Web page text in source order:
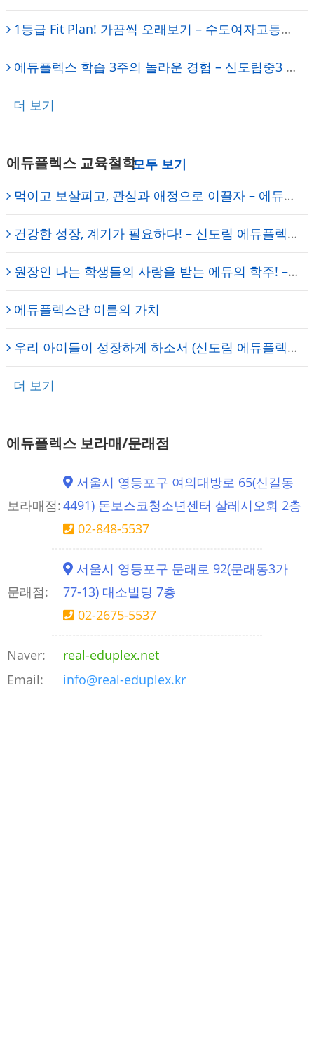
1등급 Fit Plan! 가끔씩 오래보기 – 수도여자고등학교 1학년 권O민 학생 – 에듀플렉스 보라매
에듀플렉스 학습 3주의 놀라운 경험 – 신도림중3 서유림 학생 – 신도림 에듀플렉스
더 보기
에듀플렉스 교육철학
먹이고 보살피고, 관심과 애정으로 이끌자 – 에듀플렉스 신도림 학원 임세진 총괄원장
건강한 성장, 계기가 필요하다! – 신도림 에듀플렉스 원장의 일기
원장인 나는 학생들의 사랑을 받는 에듀의 학주! – 에듀플렉스 신도림 학원
에듀플렉스란 이름의 가치
우리 아이들이 성장하게 하소서 (신도림 에듀플렉스) – 원장의 기도
더 보기
에듀플렉스 보라매/문래점
보라매점:
서울시 영등포구 여의대방로 65(신길동
4491) 돈보스코청소년센터 살레시오회 2층
02-848-5537
문래점:
서울시 영등포구 문래로 92(문래동3가
77-13) 대소빌딩 7층
02-2675-5537
Naver:
real-eduplex.net
Email:
info@real-eduplex.kr